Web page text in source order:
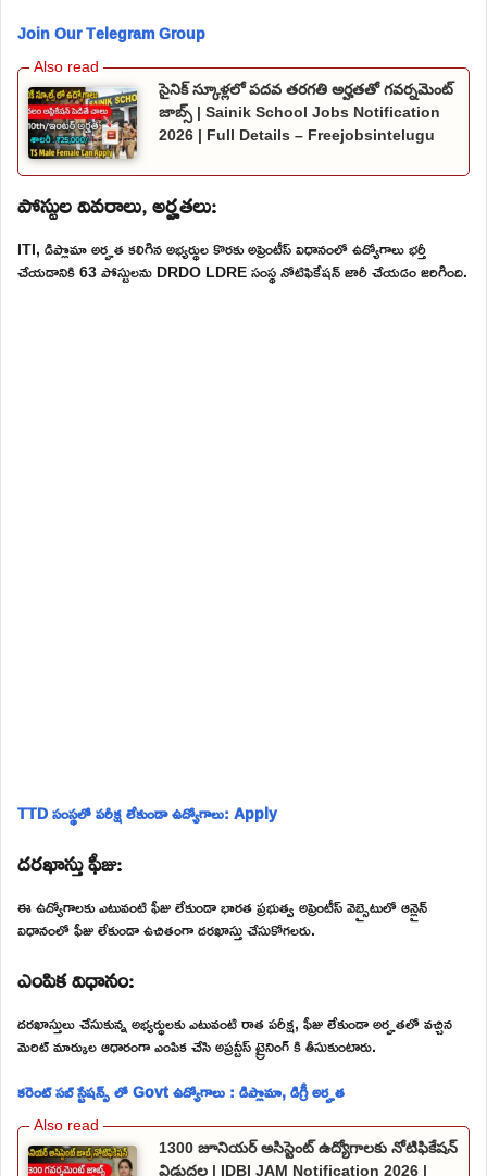
Join Our Telegram Group
సైనిక్ స్కూళ్లలో పదవ తరగతి అర్హతతో గవర్నమెంట్
జాబ్స్ | Sainik School Jobs Notification
2026 | Full Details – Freejobsintelugu
పోస్టుల వివరాలు, అర్హతలు:
ITI, డిప్లొమా అర్హత కలిగిన అభ్యర్థుల కొరకు అప్రెంటీస్ విధానంలో ఉద్యోగాలు భర్తీ
చేయడానికి 63 పోస్టులను DRDO LDRE సంస్థ నోటిఫికేషన్ జారీ చేయడం జరిగింది.
TTD సంస్థలో పరీక్ష లేకుండా ఉద్యోగాలు: Apply
దరఖాస్తు ఫీజు:
ఈ ఉద్యోగాలకు ఎటువంటి ఫీజు లేకుండా భారత ప్రభుత్వ అప్రెంటీస్ వెబ్సైటులో ఆన్లైన్
విధానంలో ఫీజు లేకుండా ఉచితంగా దరఖాస్తు చేసుకోగలరు.
ఎంపిక విధానం:
దరఖాస్తులు చేసుకున్న అభ్యర్థులకు ఎటువంటి రాత పరీక్ష, ఫీజు లేకుండా అర్హతలో వచ్చిన
మెరిట్ మార్కుల ఆధారంగా ఎంపిక చేసి అప్రన్టీస్ ట్రైనింగ్ కి తీసుకుంటారు.
కరెంట్ సబ్ స్టేషన్స్ లో Govt ఉద్యోగాలు : డిప్లొమా, డిగ్రీ అర్హత
1300 జూనియర్ అసిస్టెంట్ ఉద్యోగాలకు నోటిఫికేషన్
విడుదల | IDBI JAM Notification 2026 |